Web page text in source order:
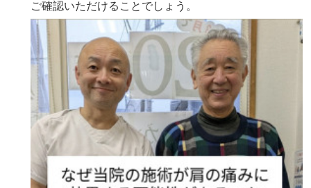
ご確認いただけることでしょう。